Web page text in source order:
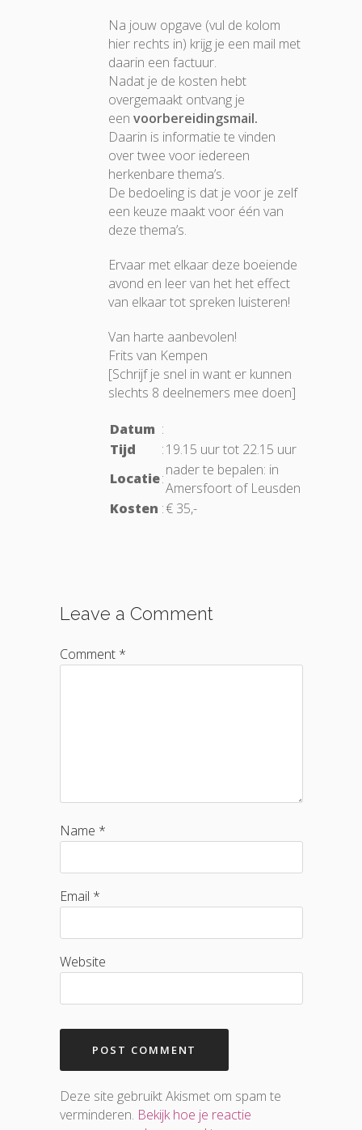
Na jouw opgave (vul de kolom
hier rechts in) krijg je een mail met
daarin een factuur.
Nadat je de kosten hebt
overgemaakt ontvang je
een voorbereidingsmail.
Daarin is informatie te vinden
over twee voor iedereen
herkenbare thema’s.
De bedoeling is dat je voor je zelf
een keuze maakt voor één van
deze thema’s.
Ervaar met elkaar deze boeiende
avond en leer van het het effect
van elkaar tot spreken luisteren!
Van harte aanbevolen!
Frits van Kempen
[Schrijf je snel in want er kunnen
slechts 8 deelnemers mee doen]
Datum :
Tijd
:19.15 uur tot 22.15 uur
Locatie:nader te bepalen: in
Amersfoort of Leusden
Kosten :€ 35,-
Leave a Comment
Comment *
Name *
Email *
Website
Deze site gebruikt Akismet om spam te
verminderen. Bekijk hoe je reactie